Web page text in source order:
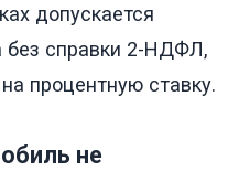
допускается
без справки 2-НДФЛ,
процентную ставку.
не